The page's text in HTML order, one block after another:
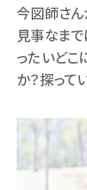
今図師さ
見事なま
ったいどこ
か？探って